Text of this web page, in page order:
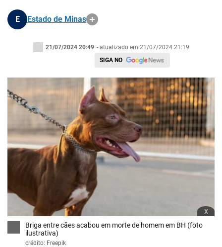
E Estado de Minas
21/07/2024 20:49 - atualizado em 21/07/2024 21:19
SIGA NO
x
Briga entre cães acabou em morte de homem em BH (foto
ilustrativa)
crédito: Freepik